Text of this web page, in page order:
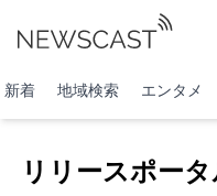
新着 地域検索 エンタメ
リリースポー